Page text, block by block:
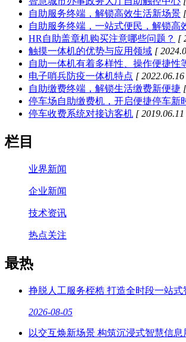
自助服务终端，解锁高效生活新场景
自助服务终端，一站式便民，解锁高
HR自助盖章机购买注意哪些问题？ [
触摸一体机的优势与应用领域 [
自助一体机有着多样性、操作便捷性
电子哨兵防疫一体机特点 [
自助缴费终端，解锁生活缴费新便捷
停车场自助缴费机，开启便捷停车新
停车收费系统对接访客机 [
栏目
业界新闻
企业新闻
技术资讯
热点关注
最热
挣脱人工服务桎梏 打造全时段一站
2026-08-05
以交互焕新场景 构筑沉浸式智慧信